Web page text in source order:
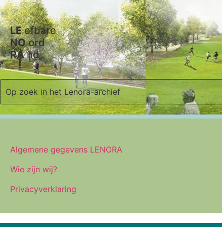
LEefbare
NOord
RAnd
Algemene gegevens LENORA
Wie zijn wij?
Privacyverklaring